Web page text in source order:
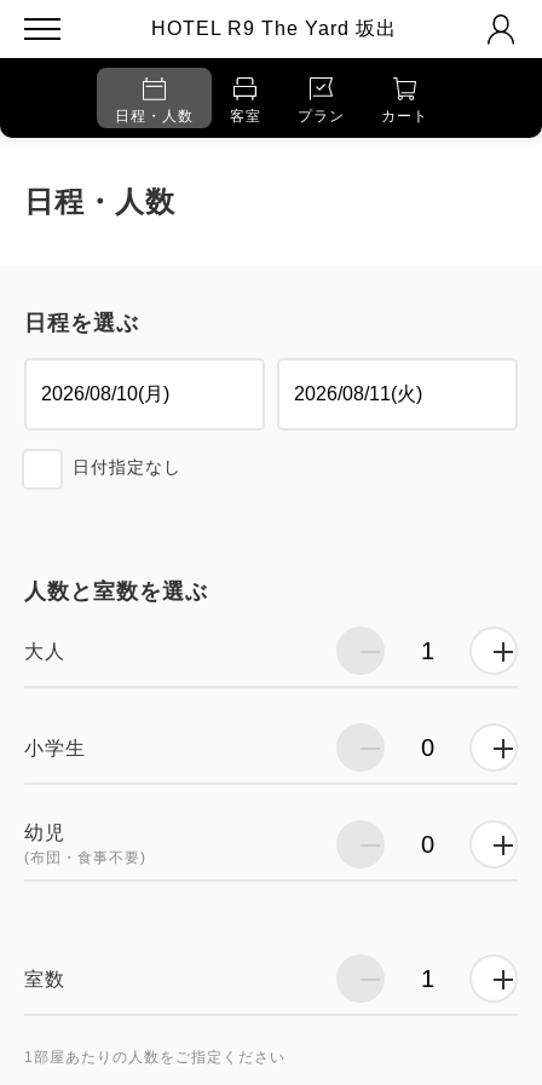
HOTEL R9 The Yard 坂出
日程・人数 客室 プラン カート
日程・人数
日程を選ぶ
日付指定なし
人数と室数を選ぶ
大人
小学生
幼児
(布団・食事不要)
室数
1部屋あたりの人数をご指定ください